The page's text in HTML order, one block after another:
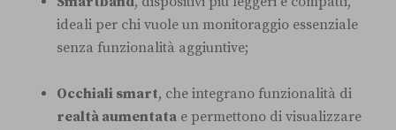
ideali per chi vuole un monitoraggio essenziale
senza funzionalità aggiuntive;
Occhiali smart, che integrano funzionalità di
realtà aumentata e permettono di visualizzare